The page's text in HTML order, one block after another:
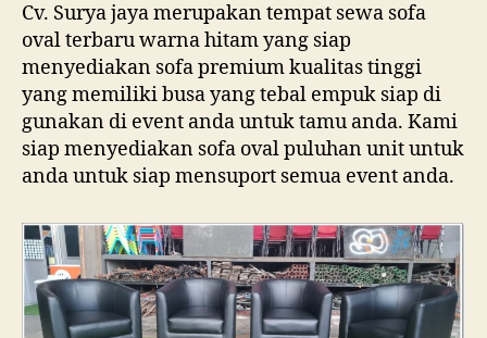
Cv. Surya jaya merupakan tempat sewa sofa
oval terbaru warna hitam yang siap
menyediakan sofa premium kualitas tinggi
yang memiliki busa yang tebal empuk siap di
gunakan di event anda untuk tamu anda. Kami
siap menyediakan sofa oval puluhan unit untuk
anda untuk siap mensuport semua event anda.